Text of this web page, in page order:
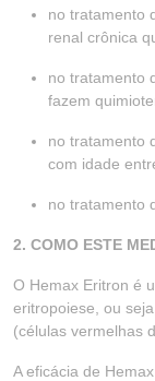
no tratamento
renal crônica
no tratamento
fazem
no tratamento
com idade
no tratamento
2. COMO ESTE
O Hemax Eritron é
eritropoiese, ou
(células vermelhas
A eficácia de